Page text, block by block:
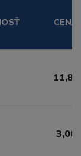
CENA
3,00